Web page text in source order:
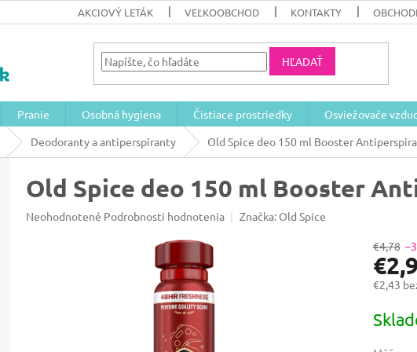
AKCIOVÝ LETÁK VEĽKOOBCHOD KONTAKTY
HĽADAŤ
Pranie Osobná hygiena Čistiace prostriedky Osviežovače
Deodoranty a antiperspiranty Old Spice deo 150 ml Booster
Old Spice deo 150 ml Booster
Priemerné
Neohodnotené Podrobnosti hodnotenia Značka: Old Spice
€4,78
€2,43
cena: